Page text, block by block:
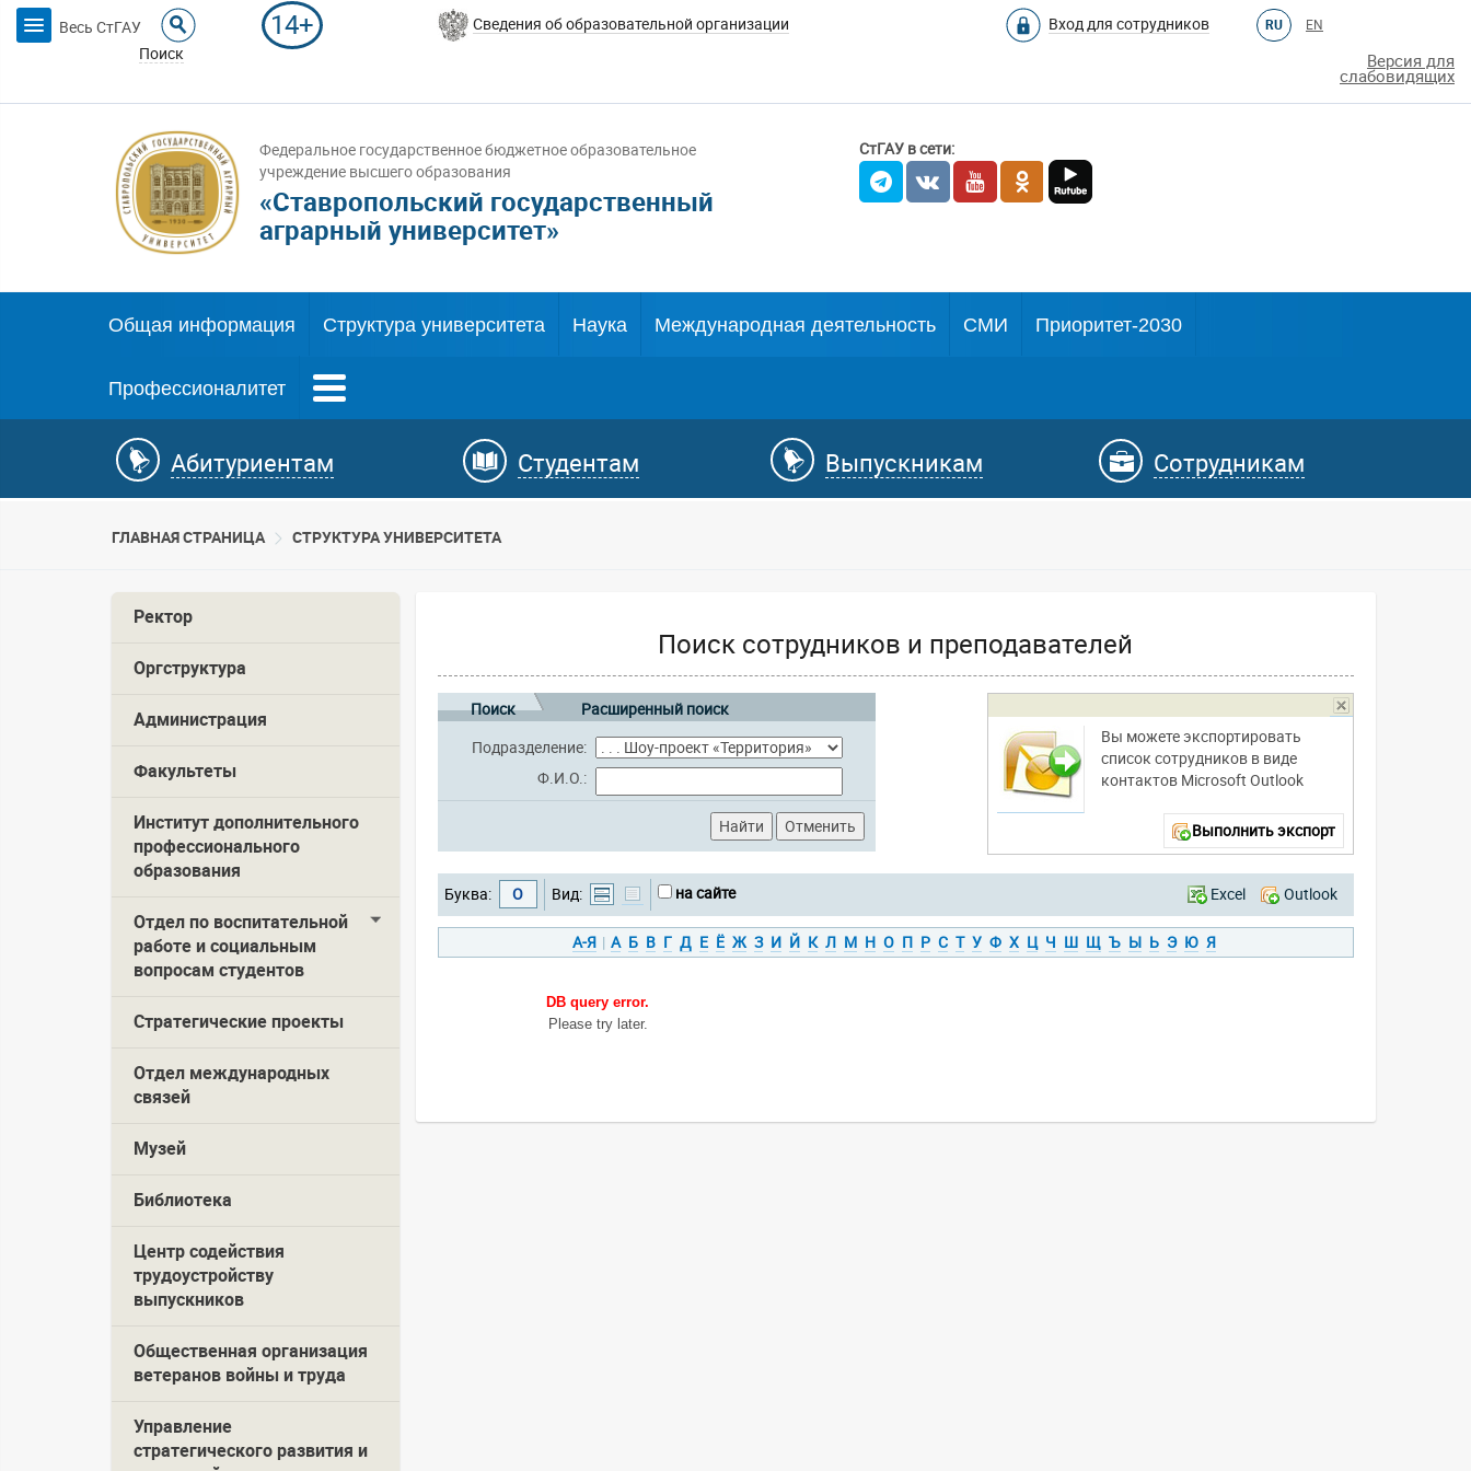
Весь СтГАУ
Поиск
14+ Сведения об образовательной организации Вход для сотрудников RU EN
Версия для
слабовидящих
Федеральное государственное бюджетное образовательное
учреждение высшего образования
«Ставропольский государственный
аграрный университет»
СтГАУ в сети:
Общая информация Структура университета Наука Международная деятельность СМИ Приоритет-2030
Профессионалитет
Абитуриентам Студентам Выпускникам Сотрудникам
ГЛАВНАЯ СТРАНИЦА CТРУКТУРА УНИВЕРСИТЕТА
Ректор
Оргструктура
Администрация
Факультеты
Институт дополнительного
профессионального
образования
Отдел по воспитательной
работе и социальным
вопросам студентов
Стратегические проекты
Отдел международных
связей
Музей
Библиотека
Центр содействия
трудоустройству
выпускников
Общественная организация
ветеранов войны и труда
Управление
стратегического развития и
Поиск сотрудников и преподавателей
Вы можете экспортировать
список сотрудников в виде
контактов Microsoft Outlook
Выполнить экспорт
Поиск Расширенный поиск
Подразделение:
Ф.И.О.:
Буква: О Вид: на сайте Excel Outlook
А-Я | А Б В Г Д Е Ё Ж З И Й К Л М Н О П Р С Т У Ф Х Ц Ч Ш Щ Ъ Ы Ь Э Ю Я
DB query error.
Please try later.